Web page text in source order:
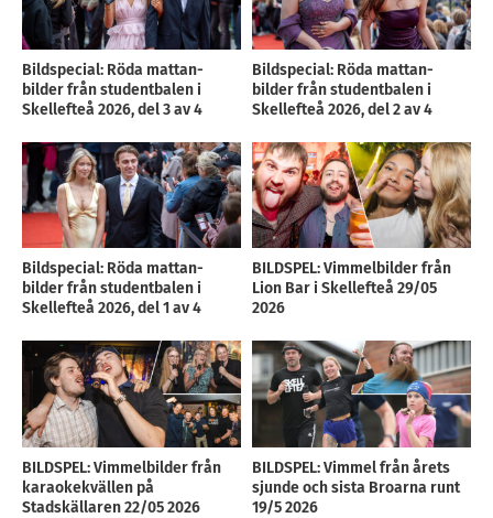
Bildspecial: Röda mattan-
bilder från studentbalen i
Skellefteå 2026, del 3 av 4
Bildspecial: Röda mattan-
bilder från studentbalen i
Skellefteå 2026, del 2 av 4
Bildspecial: Röda mattan-
bilder från studentbalen i
Skellefteå 2026, del 1 av 4
BILDSPEL: Vimmelbilder från
Lion Bar i Skellefteå 29/05
2026
BILDSPEL: Vimmelbilder från
karaokekvällen på
Stadskällaren 22/05 2026
BILDSPEL: Vimmel från årets
sjunde och sista Broarna runt
19/5 2026